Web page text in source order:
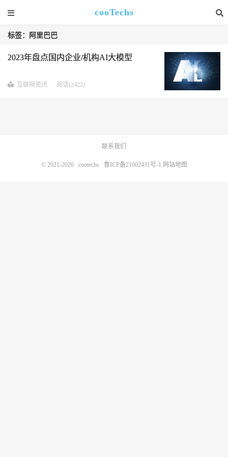
cooTechs
标签：阿里巴巴
2023年盘点国内企业/机构AI大模型
互联网资讯 阅读(2422)
联系我们
© 2021-2026 cootechs 鲁ICP备21002431号-1 网站地图